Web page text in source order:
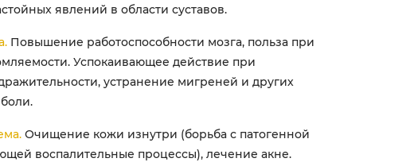
явлений в области суставов.
Повышение работоспособности мозга, польза при
Успокаивающее действие при
устранение мигреней и других
Очищение кожи изнутри (борьба с патогенной
воспалительные процессы), лечение акне.